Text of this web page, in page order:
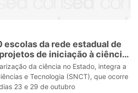
escolas da rede estadual de
de iniciação à ciência
Feira Científica
da ciência no Estado, integra a
e Tecnologia (SNCT), que ocorre
23 e 29 de outubro